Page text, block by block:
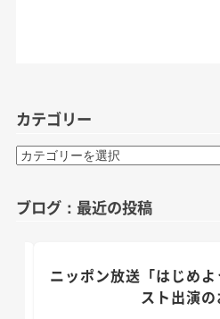
カテゴリー
カ
リ
ブログ：最近の投稿
ニッポン放送「はじめ
スト出演